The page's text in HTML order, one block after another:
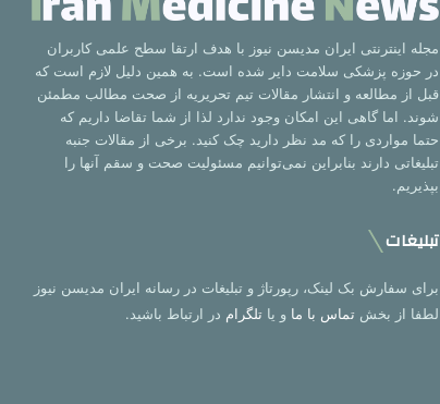
مجله اینترنتی ایران مدیسن نیوز با هدف ارتقا سطح علمی کاربران
در حوزه پزشکی سلامت دایر شده است. به همین دلیل لازم است که
قبل از مطالعه و انتشار مقالات تیم تحریریه از صحت مطالب مطمئن
شوند. اما گاهی این امکان وجود ندارد لذا از شما تقاضا داریم که
حتما مواردی را که مد نظر دارید چک کنید. برخی از مقالات جنبه
تبلیغاتی دارند بنابراین نمی‌توانیم مسئولیت صحت و سقم آنها را
بپذیریم.
تبلیغات
برای سفارش بک لینک، رپورتاژ و تبلیغات در رسانه ایران مدیسن نیوز
لطفا از بخشتماس با ما و یاتلگرام در ارتباط باشید.